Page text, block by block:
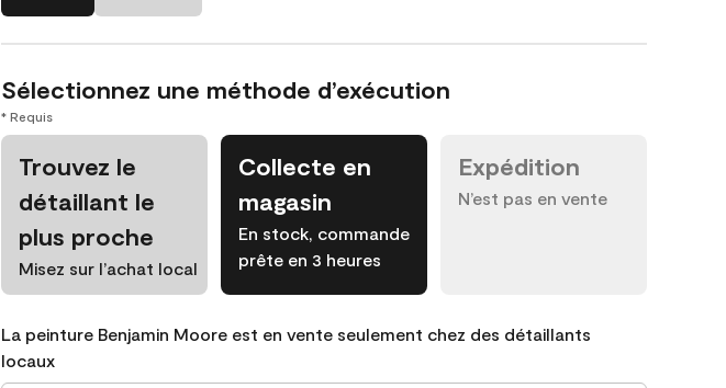
Sélectionnez une méthode d’exécution
* Requis
Trouvez le
détaillant le
plus proche
Misez sur l’achat local
Collecte en
magasin
En stock, commande
prête en 3 heures
Expédition
N’est pas en vente
La peinture Benjamin Moore est en vente seulement chez des détaillants
locaux